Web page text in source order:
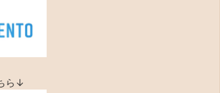
ら↓